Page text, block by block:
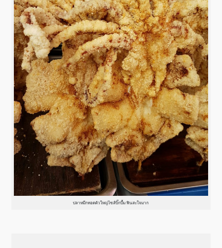
ปลาหมึกทอดตัวใหญ่ไซส์บิ๊กบึ้ม ฟินสะใจมาก